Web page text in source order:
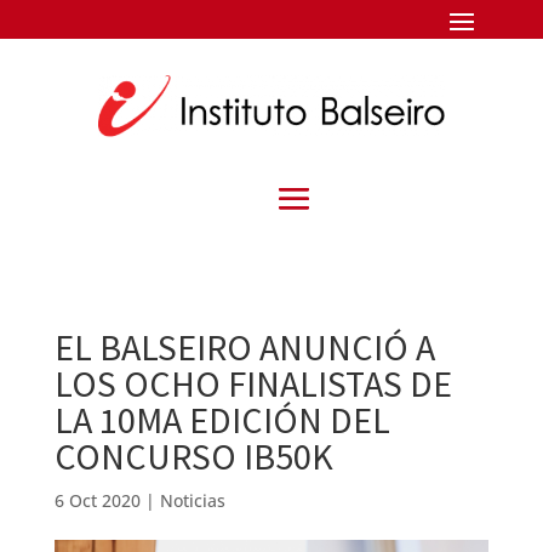
EL BALSEIRO ANUNCIÓ A
LOS OCHO FINALISTAS DE
LA 10MA EDICIÓN DEL
CONCURSO IB50K
6 Oct 2020| Noticias